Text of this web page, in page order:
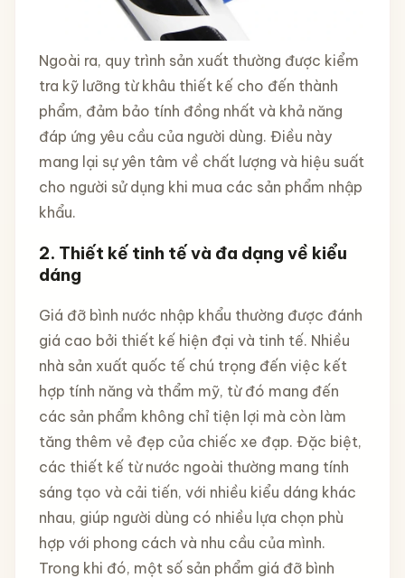
Ngoài ra, quy trình sản xuất thường được kiểm
tra kỹ lưỡng từ khâu thiết kế cho đến thành
phẩm, đảm bảo tính đồng nhất và khả năng
đáp ứng yêu cầu của người dùng. Điều này
mang lại sự yên tâm về chất lượng và hiệu suất
cho người sử dụng khi mua các sản phẩm nhập
khẩu.
2. Thiết kế tinh tế và đa dạng về kiểu
dáng
Giá đỡ bình nước nhập khẩu thường được đánh
giá cao bởi thiết kế hiện đại và tinh tế. Nhiều
nhà sản xuất quốc tế chú trọng đến việc kết
hợp tính năng và thẩm mỹ, từ đó mang đến
các sản phẩm không chỉ tiện lợi mà còn làm
tăng thêm vẻ đẹp của chiếc xe đạp. Đặc biệt,
các thiết kế từ nước ngoài thường mang tính
sáng tạo và cải tiến, với nhiều kiểu dáng khác
nhau, giúp người dùng có nhiều lựa chọn phù
hợp với phong cách và nhu cầu của mình.
Trong khi đó, một số sản phẩm giá đỡ bình